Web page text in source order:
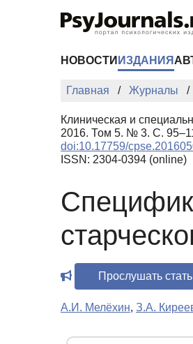
НОВОСТИ ИЗДАНИЯ
Главная Журналы
Клиническая и
2016. Том 5. № 3. С.
doi:10.17759/
ISSN: 2304-0394 (online)
Прослушать
А.И. Мелёхин, З.А.